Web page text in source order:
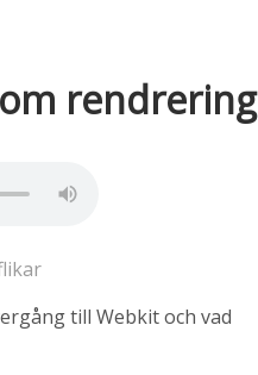
rendrering
till Webkit och vad